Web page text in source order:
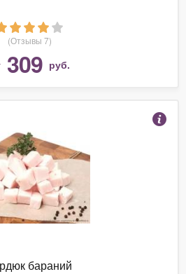
(Отзывы 7)
309 руб.
бараний